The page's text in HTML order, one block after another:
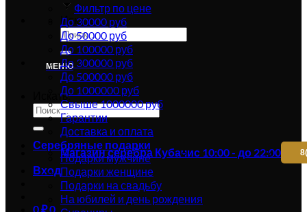
Искать:
МЕНЮ
Искать:
Магазин серебра Кубачис 10:00 - до 22:00
Вход
0₽0
Фильтр по цене
До 30000 руб
До 50000 руб
До 100000 руб
До 300000 руб
До 500000 руб
До 1000000 руб
Свыше 1000000 руб
Гарантии
Доставка и оплата
Серебряные подарки
Подарки мужчине
Подарки женщине
Подарки на свадьбу
На юбилей и день рождения